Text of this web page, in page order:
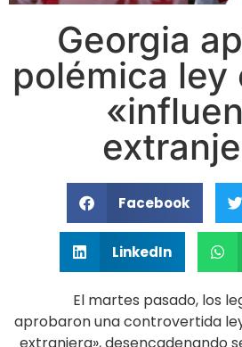
Georgia
polémica ley
Facebook
LinkedIn
El martes pasado, los
aprobaron una controvertida